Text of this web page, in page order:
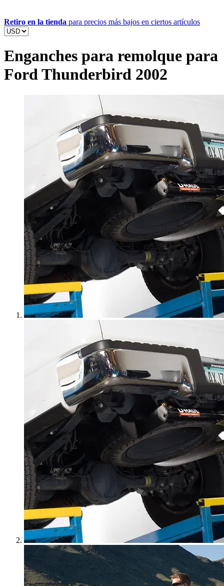
Retiro en la tienda para precios más bajos en ciertos artículos
Enganches para remolque para
Ford Thunderbird 2002